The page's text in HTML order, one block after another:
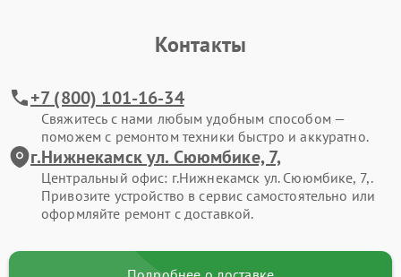
Контакты
+7 (800) 101-16-34
Свяжитесь с нами любым удобным способом —
поможем с ремонтом техники быстро и аккуратно.
г.Нижнекамск ул. Сююмбике, 7,
Центральный офис: г.Нижнекамск ул. Сююмбике, 7,.
Привозите устройство в сервис самостоятельно или
оформляйте ремонт с доставкой.